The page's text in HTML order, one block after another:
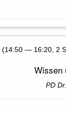
(14:50 — 16:20, 2
Wissen
PD